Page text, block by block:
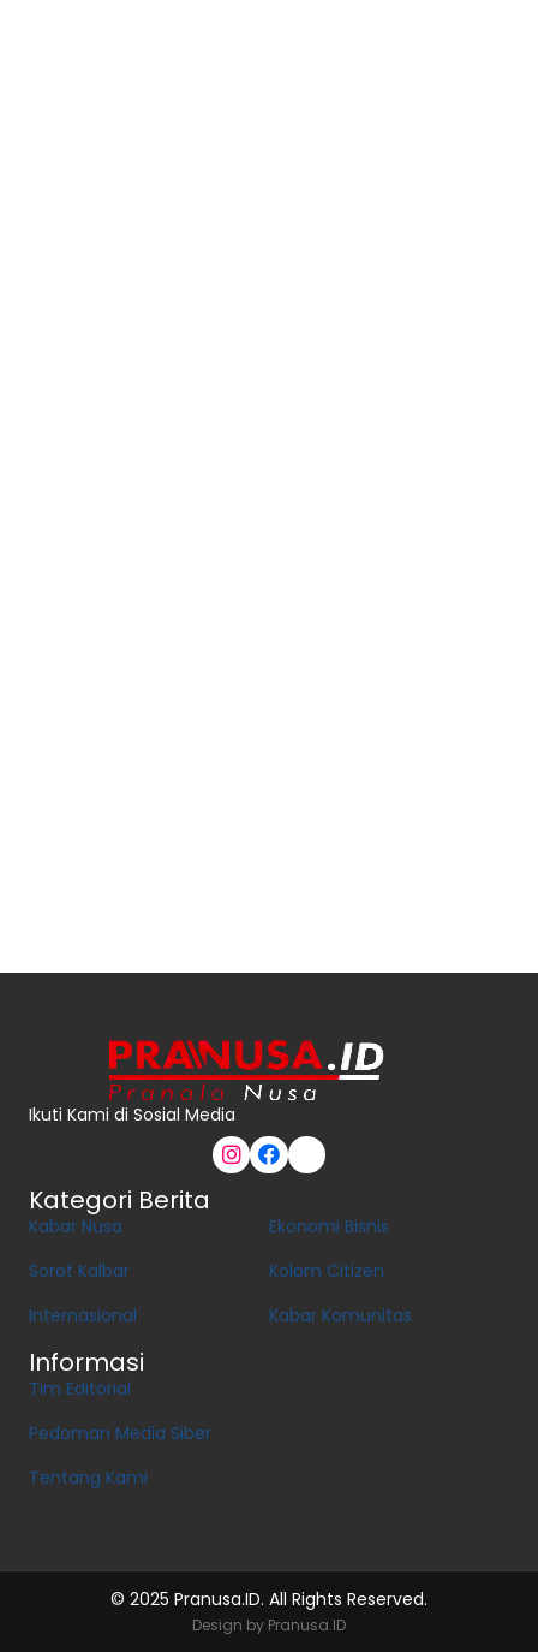
Ikuti Kami di Sosial Media
Kategori Berita
Kabar Nusa
Sorot Kalbar
Internasional
Ekonomi Bisnis
Kolom Citizen
Kabar Komunitas
Informasi
Tim Editorial
Pedoman Media Siber
Tentang Kami
© 2025 Pranusa.ID. All Rights Reserved.
Design by Pranusa.ID